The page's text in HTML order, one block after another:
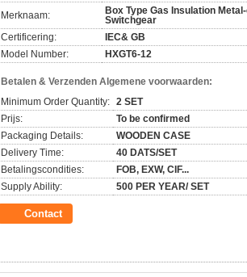
Merknaam:
Box Type Gas Insulation
Switchgear
Certificering:
IEC& GB
Model Number:
HXGT6-12
Betalen & Verzenden Algemene voorwaarden:
Minimum Order Quantity: 2 SET
Prijs:
To be confirmed
Packaging Details:
WOODEN CASE
Delivery Time:
40 DATS/SET
Betalingscondities:
FOB, EXW, CIF...
Supply Ability:
500 PER YEAR/ SET
Contact